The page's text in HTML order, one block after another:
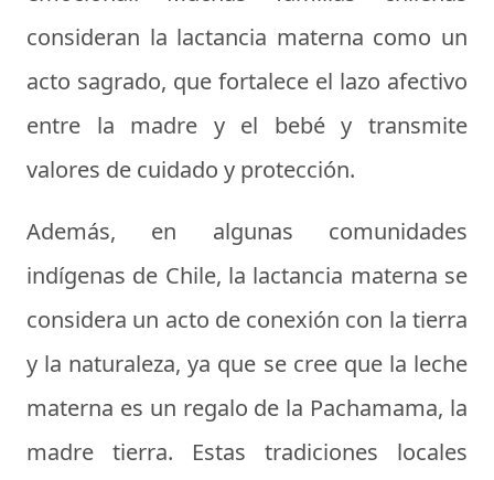
consideran la lactancia materna como un
acto sagrado, que fortalece el lazo afectivo
entre la madre y el bebé y transmite
valores de cuidado y protección.
Además, en algunas comunidades
indígenas de Chile, la lactancia materna se
considera un acto de conexión con la tierra
y la naturaleza, ya que se cree que la leche
materna es un regalo de la Pachamama, la
madre tierra. Estas tradiciones locales